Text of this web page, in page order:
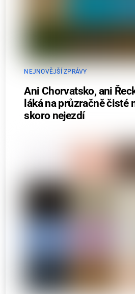
NEJNOVĚJŠÍ ZPRÁVY
Ani Chorvatsko, ani
láká na průzračně čisté
skoro nejezdí